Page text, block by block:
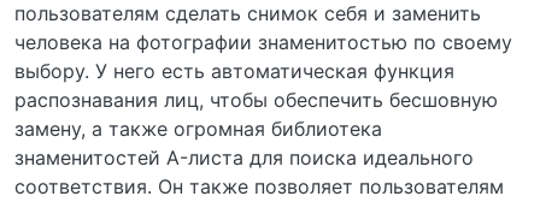
пользователям сделать снимок себя и заменить
человека на фотографии знаменитостью по своему
выбору. У него есть автоматическая функция
распознавания лиц, чтобы обеспечить бесшовную
замену, а также огромная библиотека
знаменитостей A-листа для поиска идеального
соответствия. Он также позволяет пользователям